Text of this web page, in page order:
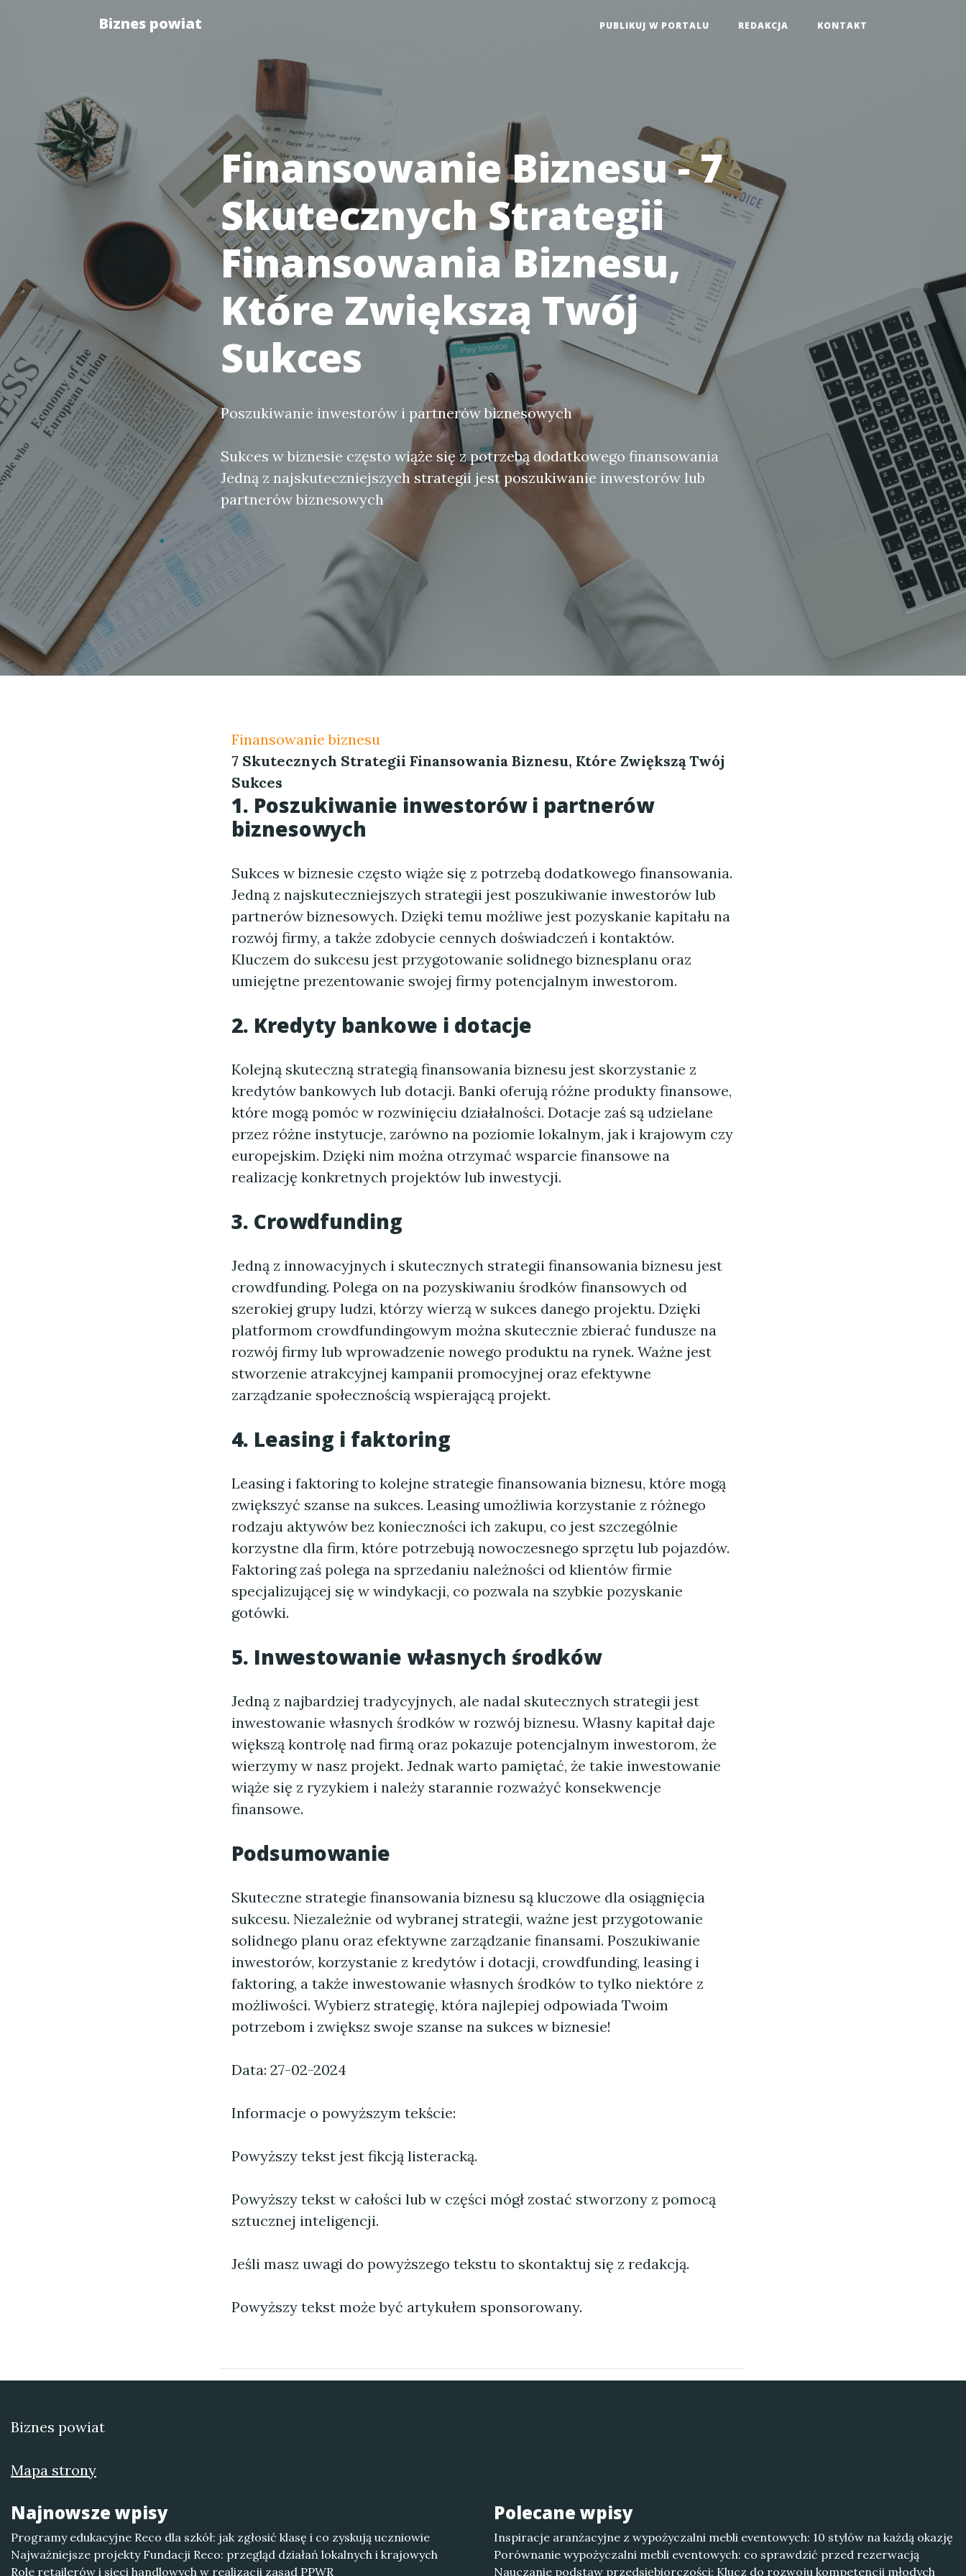
Biznes powiat PUBLIKUJ W PORTALU REDAKCJA KONTAKT
Finansowanie Biznesu - 7
Skutecznych Strategii
Finansowania Biznesu,
Które Zwiększą Twój
Sukces
Poszukiwanie inwestorów i partnerów biznesowych
Sukces w biznesie często wiąże się z potrzebą dodatkowego finansowania
Jedną z najskuteczniejszych strategii jest poszukiwanie inwestorów lub
partnerów biznesowych
Finansowanie biznesu
7 Skutecznych Strategii Finansowania Biznesu, Które Zwiększą Twój
Sukces
1. Poszukiwanie inwestorów i partnerów
biznesowych
Sukces w biznesie często wiąże się z potrzebą dodatkowego finansowania.
Jedną z najskuteczniejszych strategii jest poszukiwanie inwestorów lub
partnerów biznesowych. Dzięki temu możliwe jest pozyskanie kapitału na
rozwój firmy, a także zdobycie cennych doświadczeń i kontaktów.
Kluczem do sukcesu jest przygotowanie solidnego biznesplanu oraz
umiejętne prezentowanie swojej firmy potencjalnym inwestorom.
2. Kredyty bankowe i dotacje
Kolejną skuteczną strategią finansowania biznesu jest skorzystanie z
kredytów bankowych lub dotacji. Banki oferują różne produkty finansowe,
które mogą pomóc w rozwinięciu działalności. Dotacje zaś są udzielane
przez różne instytucje, zarówno na poziomie lokalnym, jak i krajowym czy
europejskim. Dzięki nim można otrzymać wsparcie finansowe na
realizację konkretnych projektów lub inwestycji.
3. Crowdfunding
Jedną z innowacyjnych i skutecznych strategii finansowania biznesu jest
crowdfunding. Polega on na pozyskiwaniu środków finansowych od
szerokiej grupy ludzi, którzy wierzą w sukces danego projektu. Dzięki
platformom crowdfundingowym można skutecznie zbierać fundusze na
rozwój firmy lub wprowadzenie nowego produktu na rynek. Ważne jest
stworzenie atrakcyjnej kampanii promocyjnej oraz efektywne
zarządzanie społecznością wspierającą projekt.
4. Leasing i faktoring
Leasing i faktoring to kolejne strategie finansowania biznesu, które mogą
zwiększyć szanse na sukces. Leasing umożliwia korzystanie z różnego
rodzaju aktywów bez konieczności ich zakupu, co jest szczególnie
korzystne dla firm, które potrzebują nowoczesnego sprzętu lub pojazdów.
Faktoring zaś polega na sprzedaniu należności od klientów firmie
specjalizującej się w windykacji, co pozwala na szybkie pozyskanie
gotówki.
5. Inwestowanie własnych środków
Jedną z najbardziej tradycyjnych, ale nadal skutecznych strategii jest
inwestowanie własnych środków w rozwój biznesu. Własny kapitał daje
większą kontrolę nad firmą oraz pokazuje potencjalnym inwestorom, że
wierzymy w nasz projekt. Jednak warto pamiętać, że takie inwestowanie
wiąże się z ryzykiem i należy starannie rozważyć konsekwencje
finansowe.
Podsumowanie
Skuteczne strategie finansowania biznesu są kluczowe dla osiągnięcia
sukcesu. Niezależnie od wybranej strategii, ważne jest przygotowanie
solidnego planu oraz efektywne zarządzanie finansami. Poszukiwanie
inwestorów, korzystanie z kredytów i dotacji, crowdfunding, leasing i
faktoring, a także inwestowanie własnych środków to tylko niektóre z
możliwości. Wybierz strategię, która najlepiej odpowiada Twoim
potrzebom i zwiększ swoje szanse na sukces w biznesie!
Data: 27-02-2024
Informacje o powyższym tekście:
Powyższy tekst jest fikcją listeracką.
Powyższy tekst w całości lub w części mógł zostać stworzony z pomocą
sztucznej inteligencji.
Jeśli masz uwagi do powyższego tekstu to skontaktuj się z redakcją.
Powyższy tekst może być artykułem sponsorowany.
Biznes powiat
Mapa strony
Najnowsze wpisy
Programy edukacyjne Reco dla szkół: jak zgłosić klasę i co zyskują uczniowie
Najważniejsze projekty Fundacji Reco: przegląd działań lokalnych i krajowych
Role retailerów i sieci handlowych w realizacji zasad PPWR
Polecane wpisy
Inspiracje aranżacyjne z wypożyczalni mebli eventowych: 10 stylów na każdą okazję
Porównanie wypożyczalni mebli eventowych: co sprawdzić przed rezerwacją
Nauczanie podstaw przedsiębiorczości: Klucz do rozwoju kompetencji młodych